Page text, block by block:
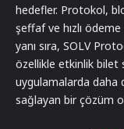
hedefler. Protokol,
şeffaf ve hızlı
yanı sıra, SOLV
özellikle etkinlik bilet
uygulamalarda daha
sağlayan bir çözüm